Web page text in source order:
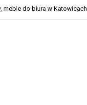
, meble do biura w Katowicach